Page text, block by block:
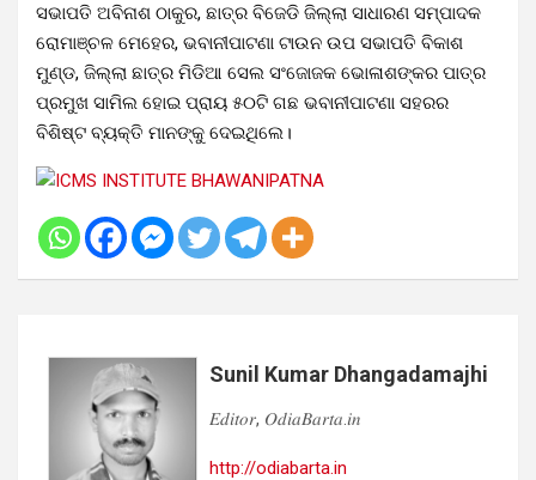
ସଭାପତି ଅବିନାଶ ଠାକୁର, ଛାତ୍ର ବିଜେଡି ଜିଲ୍ଲା ସାଧାରଣ ସମ୍ପାଦକ
ରୋମାଞ୍ଚଳ ମେହେର, ଭବାନୀପାଟଣା ଟାଉନ ଉପ ସଭାପତି ବିକାଶ
ମୁଣ୍ଡ, ଜିଲ୍ଲା ଛାତ୍ର ମିଡିଆ ସେଲ ସଂଜୋଜକ ଭୋଳାଶଙ୍କର ପାତ୍ର
ପ୍ରମୁଖ ସାମିଲ ହୋଇ ପ୍ରାୟ ୫୦ଟି ଗଛ ଭବାନୀପାଟଣା ସହରର
ବିଶିଷ୍ଟ ବ୍ୟକ୍ତି ମାନଙ୍କୁ ଦେଇଥିଲେ।
Sunil Kumar Dhangadamajhi
𝐸𝑑𝑖𝑡𝑜𝑟, 𝑂𝑑𝑖𝑎𝐵𝑎𝑟𝑡𝑎.𝑖𝑛
http://odiabarta.in